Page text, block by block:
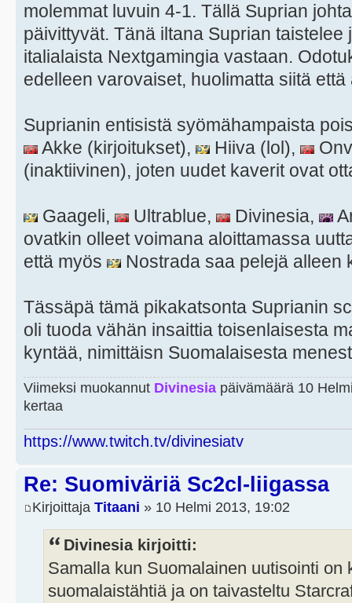
molemmat luvuin 4-1. Tällä Suprian
päivittyvät. Tänä iltana Suprian
italialaista Nextgamingia vastaan.
edelleen varovaiset, huolimatta siitä
Suprianin entisistä syömähampaista
Akke (kirjoitukset),
Hiiva (lol),
(inaktiivinen), joten uudet kaverit ovat
Gaageli, Ultrablue, Divinesia,
ovatkin olleet voimana aloittamassa
että myös
Nostrada saa pelejä alleen
Tässäpä tämä pikakatsonta Suprianin
oli tuoda vähän insaittia toisenlaisesta
kyntää, nimittäisn Suomalaisesta
Viimeksi muokannut Divinesia päivämäärä 10
kertaa
https://www.twitch.tv/divinesiatv
Re: Suomiväriä Sc2cl-liigassa
Kirjoittaja Titaani » 10 Helmi 2013, 19:02
Divinesia kirjoitti:
Samalla kun Suomalainen uutisointi on
suomalaistähtiä ja on taivasteltu